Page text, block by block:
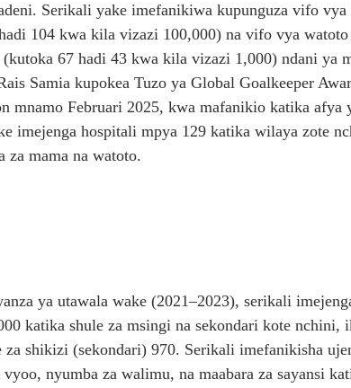
Serikali yake imefanikiwa kupunguza vifo vya
104 kwa kila vizazi 100,000) na vifo vya
67 hadi 43 kwa kila vizazi 1,000) ndani ya
Samia kupokea Tuzo ya Global Goalkeeper
mnamo Februari 2025, kwa mafanikio katika afya
imejenga hospitali mpya 129 katika wilaya zote
za mama na watoto.
ya utawala wake (2021–2023), serikali
katika shule za msingi na sekondari kote nchini,
za shikizi (sekondari) 970. Serikali imefanikisha
nyumba za walimu, na maabara za sayansi